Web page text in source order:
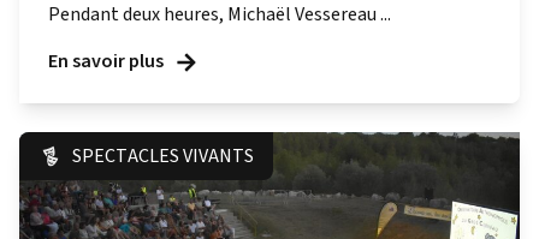
Pendant deux heures, Michaël Vessereau ...
En savoir plus
SPECTACLES VIVANTS